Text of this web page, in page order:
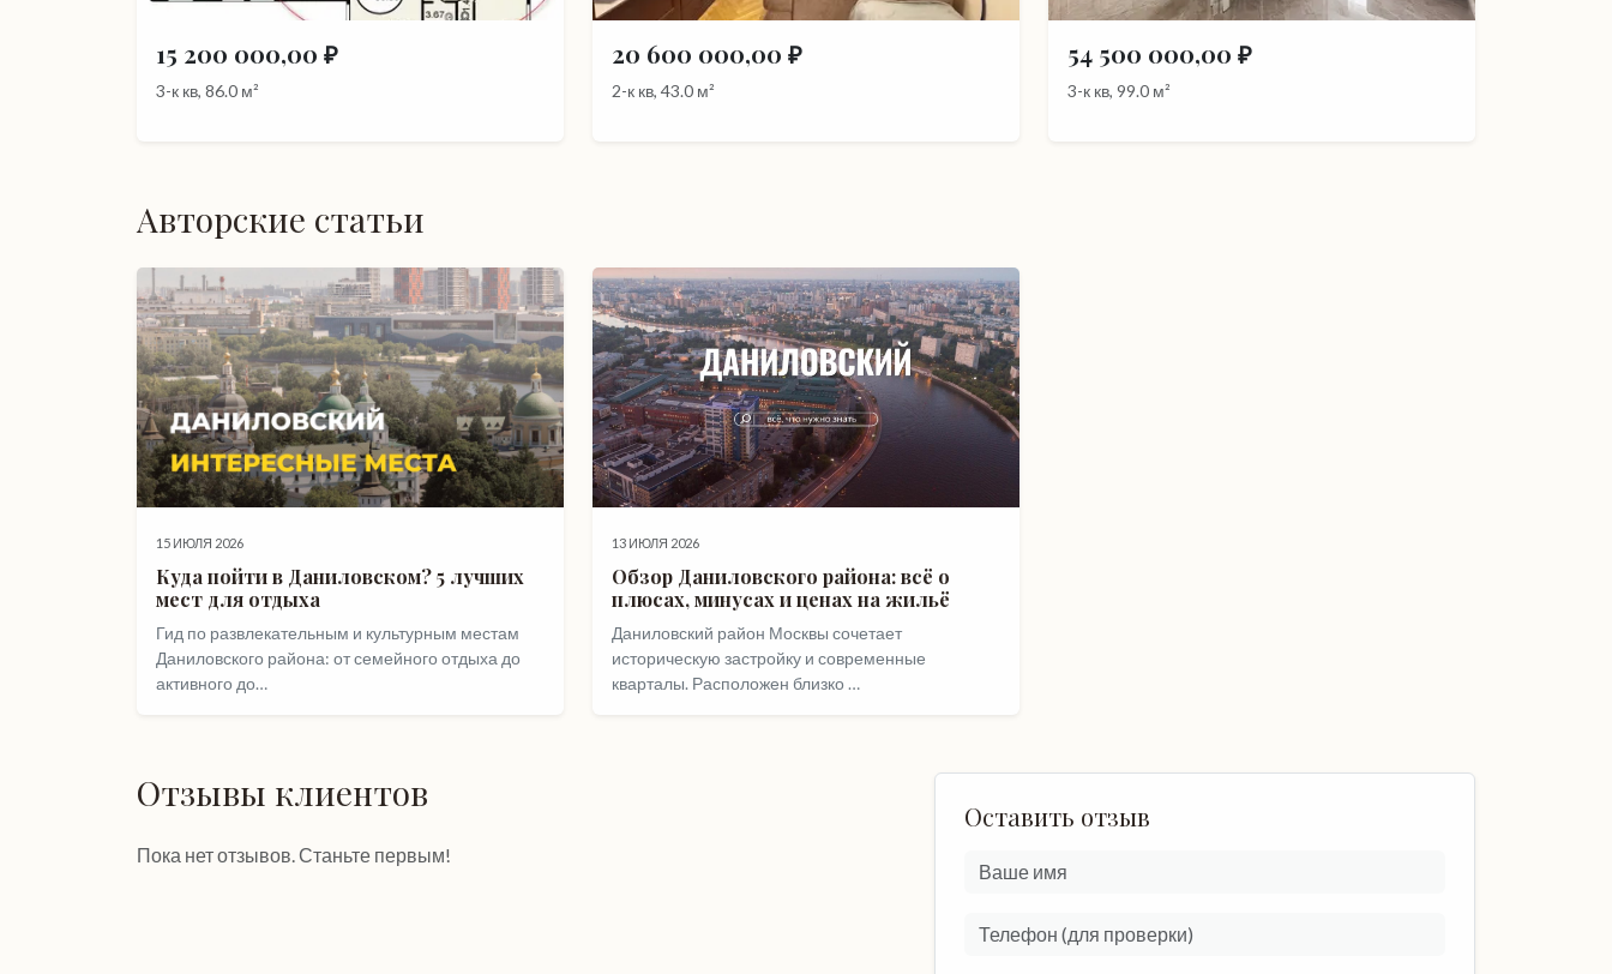
15 200 000,00 ₽
3-к кв, 86.0 м²
20 600 000,00 ₽
2-к кв, 43.0 м²
54 500 000,00 ₽
3-к кв, 99.0 м²
Авторские статьи
15 ИЮЛЯ 2026
Куда пойти в Даниловском? 5 лучших
мест для отдыха
Гид по развлекательным и культурным местам
Даниловского района: от семейного отдыха до
активного до…
13 ИЮЛЯ 2026
Обзор Даниловского района: всё о
плюсах, минусах и ценах на жильё
Даниловский район Москвы сочетает
историческую застройку и современные
кварталы. Расположен близко …
Отзывы клиентов
Пока нет отзывов. Станьте первым!
Оставить отзыв